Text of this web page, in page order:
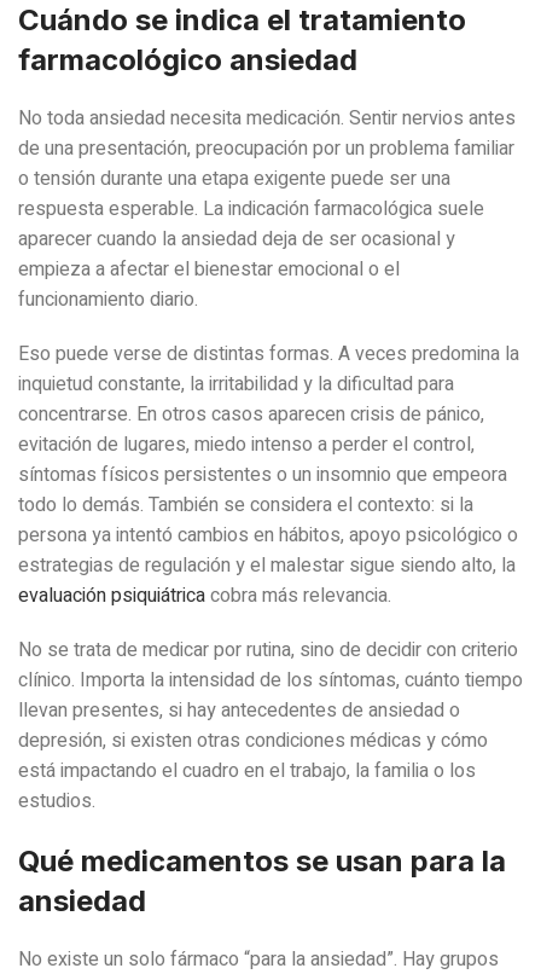
Cuándo se indica el tratamiento
farmacológico ansiedad
No toda ansiedad necesita medicación. Sentir nervios antes
de una presentación, preocupación por un problema familiar
o tensión durante una etapa exigente puede ser una
respuesta esperable. La indicación farmacológica suele
aparecer cuando la ansiedad deja de ser ocasional y
empieza a afectar el bienestar emocional o el
funcionamiento diario.
Eso puede verse de distintas formas. A veces predomina la
inquietud constante, la irritabilidad y la dificultad para
concentrarse. En otros casos aparecen crisis de pánico,
evitación de lugares, miedo intenso a perder el control,
síntomas físicos persistentes o un insomnio que empeora
todo lo demás. También se considera el contexto: si la
persona ya intentó cambios en hábitos, apoyo psicológico o
estrategias de regulación y el malestar sigue siendo alto, la
evaluación psiquiátricacobra más relevancia.
No se trata de medicar por rutina, sino de decidir con criterio
clínico. Importa la intensidad de los síntomas, cuánto tiempo
llevan presentes, si hay antecedentes de ansiedad o
depresión, si existen otras condiciones médicas y cómo
está impactando el cuadro en el trabajo, la familia o los
estudios.
Qué medicamentos se usan para la
ansiedad
No existe un solo fármaco “para la ansiedad”. Hay grupos